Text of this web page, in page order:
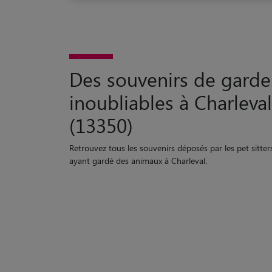
Des souvenirs de garde
inoubliables à Charleval
(13350)
Retrouvez tous les souvenirs déposés par les pet
ayant gardé des animaux à Charleval.